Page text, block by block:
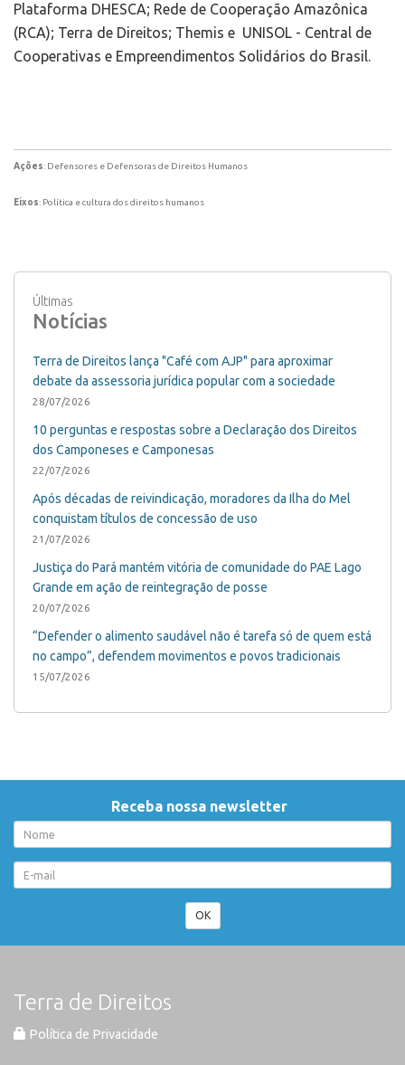
Plataforma DHESCA; Rede de Cooperação Amazônica
(RCA); Terra de Direitos; Themis e UNISOL - Central de
Cooperativas e Empreendimentos Solidários do Brasil.
Ações: Defensores e Defensoras de Direitos Humanos
Eixos: Política e cultura dos direitos humanos
Últimas
Notícias
Terra de Direitos lança "Café com AJP" para aproximar
debate da assessoria jurídica popular com a sociedade
28/07/2026
10 perguntas e respostas sobre a Declaração dos Direitos
dos Camponeses e Camponesas
22/07/2026
Após décadas de reivindicação, moradores da Ilha do Mel
conquistam títulos de concessão de uso
21/07/2026
Justiça do Pará mantém vitória de comunidade do PAE Lago
Grande em ação de reintegração de posse
20/07/2026
“Defender o alimento saudável não é tarefa só de quem está
no campo”, defendem movimentos e povos tradicionais
15/07/2026
Receba nossa newsletter
OK
Terra de Direitos
Política de Privacidade